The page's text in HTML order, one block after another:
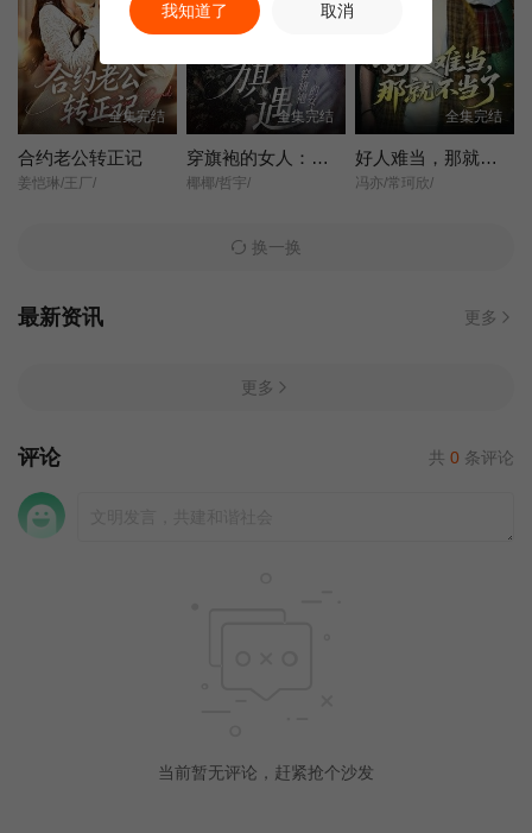
全集完结
合约老公转正记
姜恺琳/王厂/
全集完结
穿旗袍的女人：旗遇
椰椰/哲宇/
全集完结
好人难当，那就不当了
冯亦/常珂欣/
换一换
最新资讯 更多
更多
评论 共 0 条评论
当前暂无评论，赶紧抢个沙发
我知道了 取消